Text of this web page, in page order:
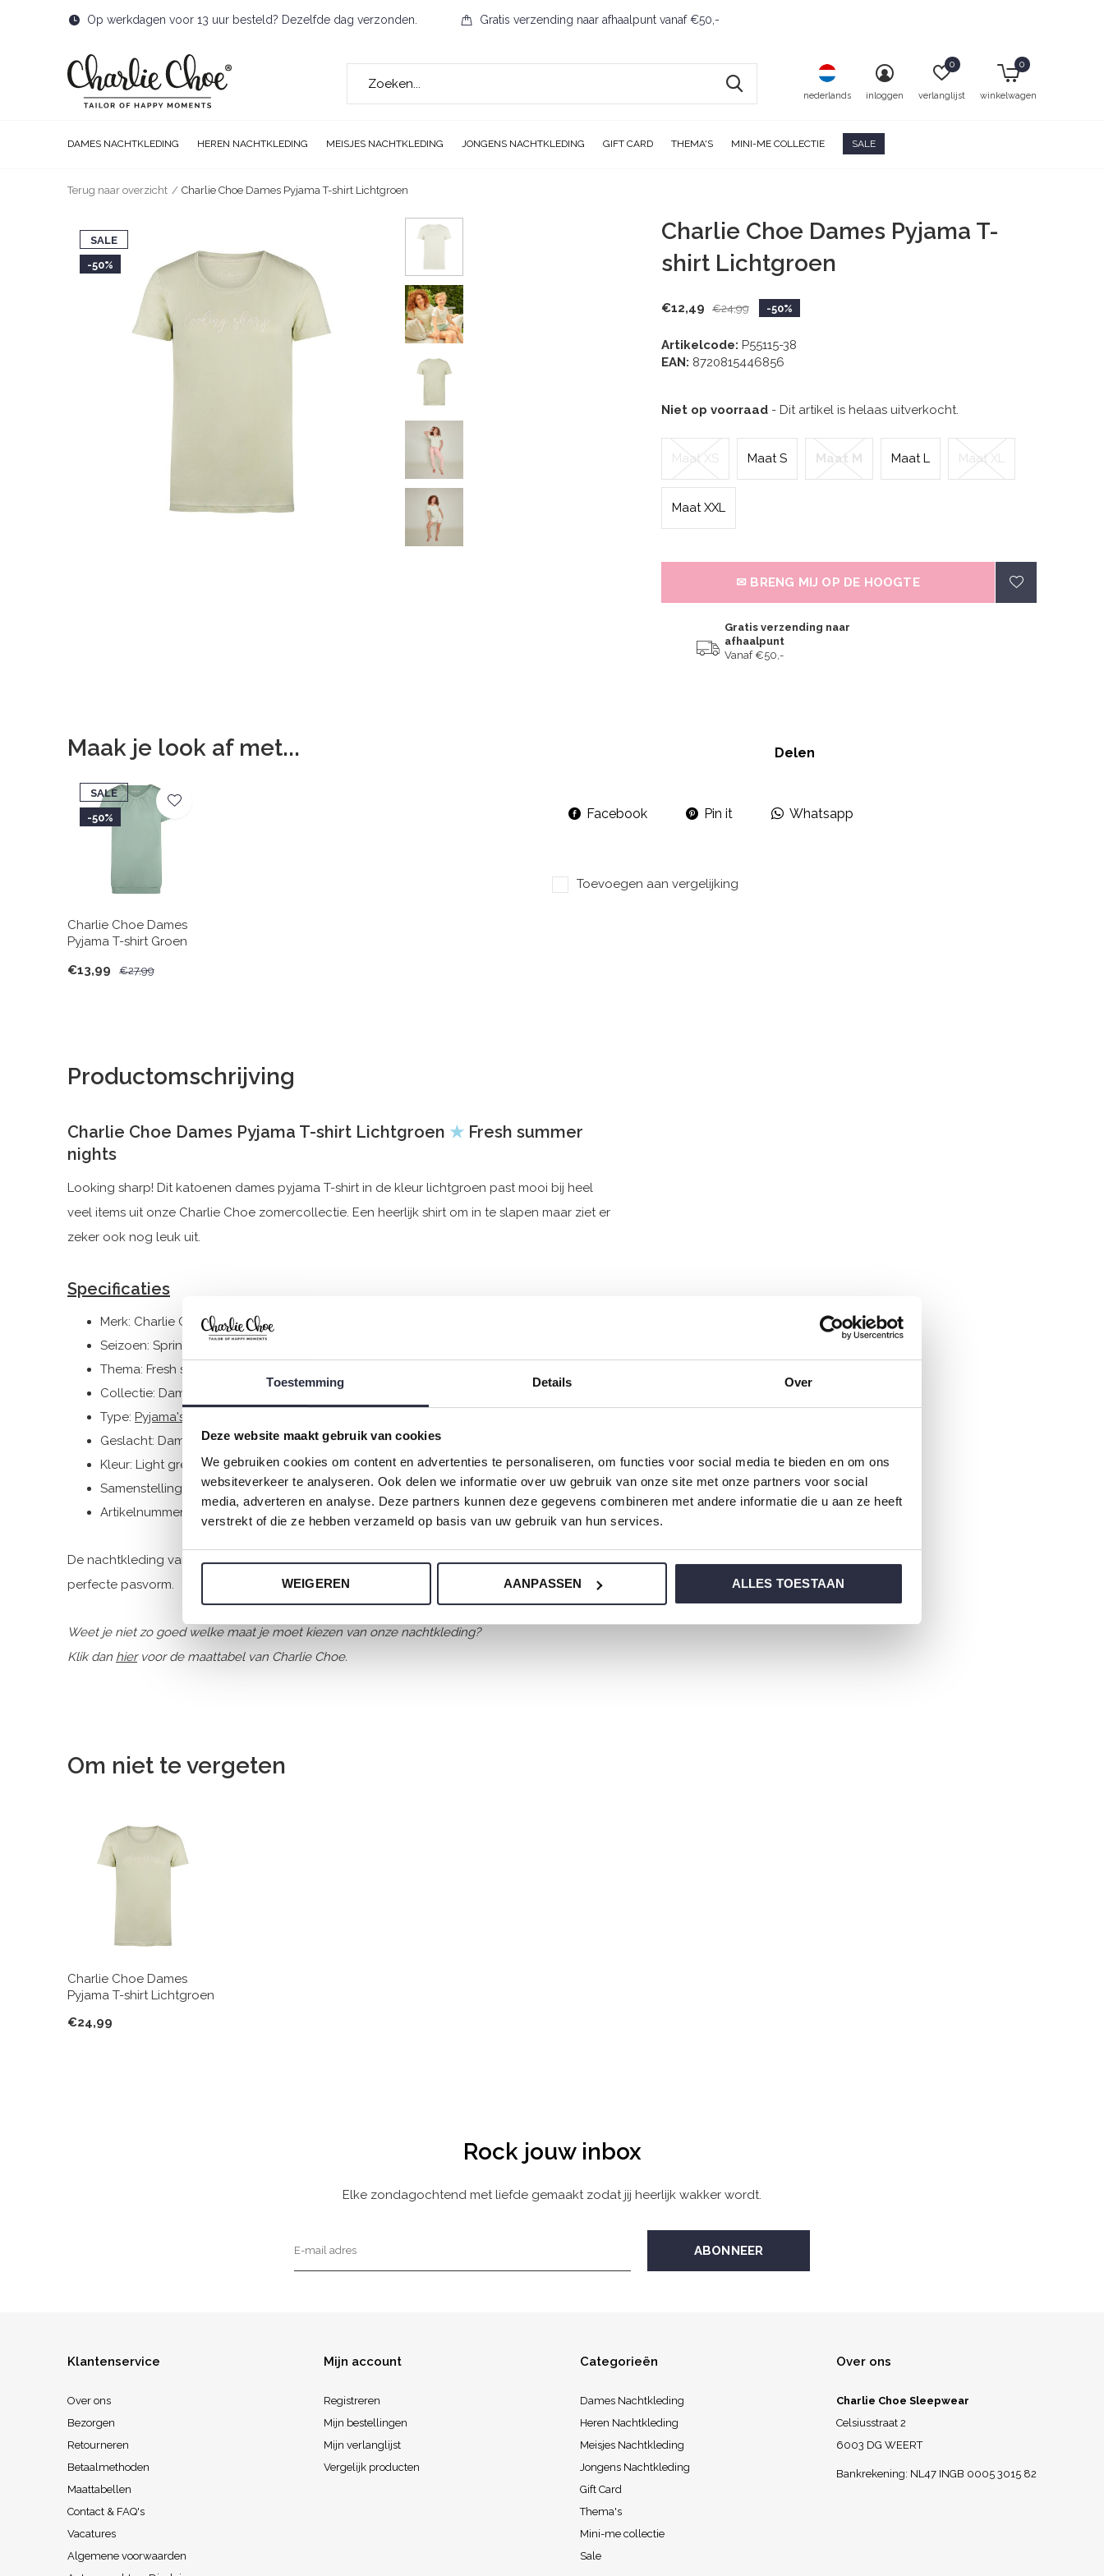
Toestemming Details Over
Deze website maakt gebruik van cookies
We gebruiken cookies om content en advertenties te personaliseren, om functies voor social media te bieden en om ons
websiteverkeer te analyseren. Ook delen we informatie over uw gebruik van onze site met onze partners voor social
media, adverteren en analyse. Deze partners kunnen deze gegevens combineren met andere informatie die u aan ze heeft
verstrekt of die ze hebben verzameld op basis van uw gebruik van hun services.
WEIGEREN AANPASSEN ALLES TOESTAAN
DAMES NACHTKLEDING HEREN NACHTKLEDING MEISJES NACHTKLEDING JONGENS NACHTKLEDING GIFT CARD THEMA'S MINI-ME COLLECTIE SALE
nederlands inloggen verlanglijst
0
winkelwagen
0
Op werkdagen voor 13 uur besteld? Dezelfde dag verzonden. Gratis verzending naar afhaalpunt vanaf €50,-
Terug naar overzicht Charlie Choe Dames Pyjama T-shirt Lichtgroen
SALE
-50%
Charlie Choe Dames Pyjama T-
shirt Lichtgroen
€12,49 €24,99 -50%
Artikelcode: P55115-38
EAN: 8720815446856
Niet op voorraad - Dit artikel is helaas uitverkocht.
Maat XS Maat S Maat M Maat L Maat XL
Maat XXL
✉ BRENG MIJ OP DE HOOGTE
Gratis verzending naar
afhaalpunt
Vanaf €50,-
Maak je look af met...
SALE
-50%
Charlie Choe Dames
Pyjama T-shirt Groen
€13,99
€27,99
Delen
Facebook Pin it Whatsapp
Toevoegen aan vergelijking
Productomschrijving
Charlie Choe Dames Pyjama T-shirt Lichtgroen ★ Fresh summer
nights
Looking sharp! Dit katoenen dames pyjama T-shirt in de kleur lichtgroen past mooi bij heel
veel items uit onze Charlie Choe zomercollectie. Een heerlijk shirt om in te slapen maar ziet er
zeker ook nog leuk uit.
Specificaties
Merk: Charlie Choe
Seizoen: Spring/Summer 2025
Thema: Fresh summer nights
Collectie: Dames
Type: Pyjama's
Geslacht: Dames
Kleur: Light green
Samenstelling: 95% Cotton/ 5% Elastane
Artikelnummer: P55115-38
De nachtkleding van Charlie Choe is gemaakt van heerlijke zachte stoffen en heeft een
perfecte pasvorm.
Weet je niet zo goed welke maat je moet kiezen van onze nachtkleding?
Klik dan hiervoor de maattabel van Charlie Choe.
Om niet te vergeten
Charlie Choe Dames
Pyjama T-shirt Lichtgroen
€24,99
Rock jouw inbox
Elke zondagochtend met liefde gemaakt zodat jij heerlijk wakker wordt.
Klantenservice
Over ons
Bezorgen
Retourneren
Betaalmethoden
Maattabellen
Contact & FAQ's
Vacatures
Algemene voorwaarden
Mijn account
Registreren
Mijn bestellingen
Mijn verlanglijst
Vergelijk producten
Categorieën
Dames Nachtkleding
Heren Nachtkleding
Meisjes Nachtkleding
Jongens Nachtkleding
Gift Card
Thema's
Mini-me collectie
Sale
Over ons
Charlie Choe Sleepwear
Celsiusstraat 2
6003 DG WEERT
Bankrekening: NL47 INGB 0005 3015 82